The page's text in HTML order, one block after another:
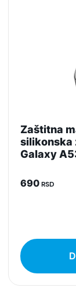
informacije i
Zaštitna
silikonska
Galaxy
690RSD